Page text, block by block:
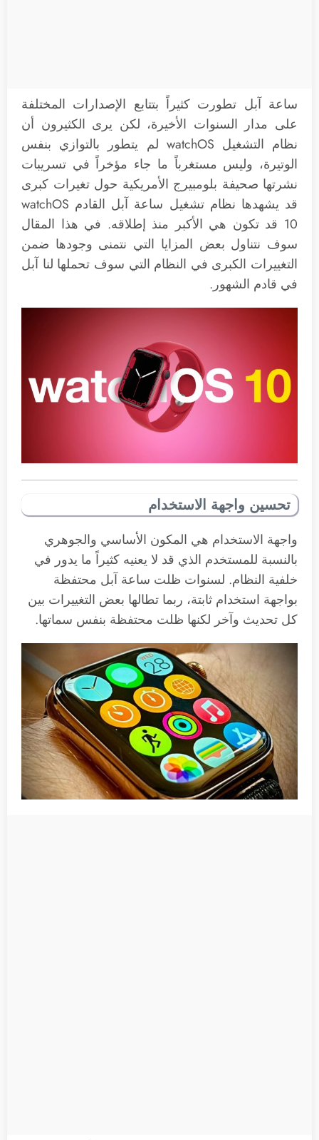
ساعة آبل تطورت كثيراً بتتابع الإصدارات المختلفة
على مدار السنوات الأخيرة، لكن يرى الكثيرون أن
نظام التشغيل watchOS لم يتطور بالتوازي بنفس
الوتيرة، وليس مستغرباً ما جاء مؤخراً في تسريبات
نشرتها صحيفة بلومبيرج الأمريكية حول تغيرات كبرى
قد يشهدها نظام تشغيل ساعة آبل القادم watchOS
10 قد تكون هي الأكبر منذ إطلاقه. في هذا المقال
سوف نتناول بعض المزايا التي نتمنى وجودها ضمن
التغييرات الكبرى في النظام التي سوف تحملها لنا آبل
في قادم الشهور.
تحسين واجهة الاستخدام
واجهة الاستخدام هي المكون الأساسي والجوهري
بالنسبة للمستخدم الذي قد لا يعنيه كثيراً ما يدور في
خلفية النظام. لسنوات ظلت ساعة آبل محتفظة
بواجهة استخدام ثابتة، ربما تطالها بعض التغييرات بين
كل تحديث وآخر لكنها ظلت محتفظة بنفس سماتها.